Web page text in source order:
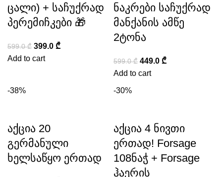
ცალი) + საჩუქრად
პერემიჩკები 🎁
599.0₾ 399.0 ₾
Add to cart
ნაკრები საჩუქრად
მანქანის ამწე
2ტონა
599.0₾ 449.0 ₾
Add to cart
-38%
აქცია 20
გერმანული
ხელსაწყო ერთად
-30%
აქცია 4 ნივთი
ერთად! Forsage
108ნაჭ + Forsage
ჰაერის